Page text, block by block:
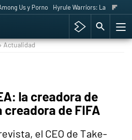
Us y Porno Hyrule Warriors: La Era del
Actualidad
la creadora de
creadora de FIFA
el CEO de Take-